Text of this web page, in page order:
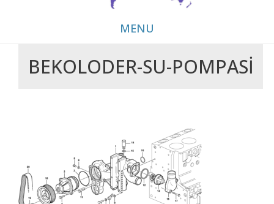
MENU
Skip
BEKOLODER-SU-POMPASI